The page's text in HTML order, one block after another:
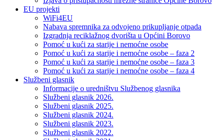
EU projekti
WiFi4EU
Nabava spremnika za odvojeno prikupljanje otpada
Izgradnja reciklažnog dvorišta u Općini Borovo
Pomoć u kući za starije i nemoćne osobe
Pomoć u kući za starije i nemoćne osobe – faza 2
Pomoć u kući za starije i nemoćne osobe – faza 3
Pomoć u kući za starije i nemoćne osobe – faza 4
Službeni glasnik
Informacije o uredništvu Službenog glasnika
Službeni glasnik 2026.
Službeni glasnik 2025.
Službeni glasnik 2024.
Službeni glasnik 2023.
Službeni glasnik 2022.